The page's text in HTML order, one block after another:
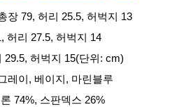
장 79, 허리 25.5, 허벅지 13
허리 27.5, 허벅지 14
29.5, 허벅지 15(단위: cm)
레이, 베이지, 마린블루
74%, 스판덱스 26%